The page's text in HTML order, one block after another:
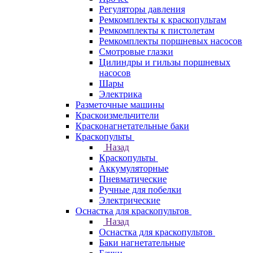
Регуляторы давления
Ремкомплекты к краскопультам
Ремкомплекты к пистолетам
Ремкомплекты поршневых насосов
Смотровые глазки
Цилиндры и гильзы поршневых
насосов
Шары
Электрика
Разметочные машины
Краскоизмельчители
Красконагнетательные баки
Краскопульты
Назад
Краскопульты
Аккумуляторные
Пневматические
Ручные для побелки
Электрические
Оснастка для краскопультов
Назад
Оснастка для краскопультов
Баки нагнетательные